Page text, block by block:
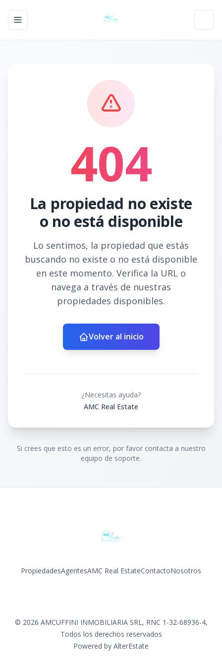
Toggle navigation menu
404
La propiedad no existe
o no está disponible
Lo sentimos, la propiedad que estás
buscando no existe o no está disponible
en este momento. Verifica la URL o
navega a través de nuestras
propiedades disponibles.
Volver al inicio
¿Necesitas ayuda?
AMC Real Estate
Si crees que esto es un error, por favor contacta a nuestro
equipo de soporte.
PropiedadesAgentesAMC Real EstateContactoNosotros
© 2026 AMCUFFINI INMOBILIARIA SRL, RNC 1-32-68936-4,
Todos los derechos reservados
Powered by AlterEstate